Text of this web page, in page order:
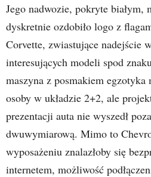
Jego nadwozie, pokryte białym,
dyskretnie ozdobiło logo z
Corvette, zwiastujące nadejście
interesujących modeli spod
maszyna z posmakiem egzotyka
osoby w układzie 2+2, ale
prezentacji auta nie wyszedł
dwuwymiarową. Mimo to
wyposażeniu znalazłoby się
internetem, możliwość